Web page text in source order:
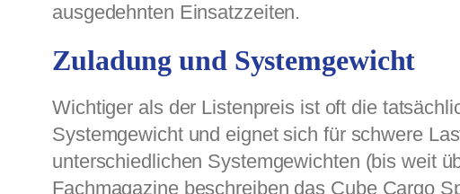
ausgedehnten Einsatzzeiten.
Zuladung und Systemgewicht
Wichtiger als der Listenpreis ist oft die
Systemgewicht und eignet sich für schwere
unterschiedlichen Systemgewichten (bis weit
Fachmagazine beschreiben das Cube Cargo